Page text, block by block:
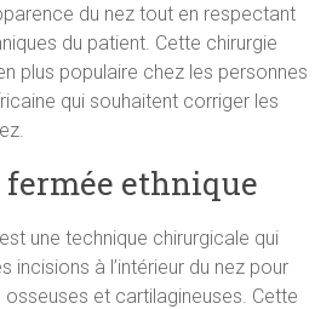
du nez tout en respectant
du patient. Cette chirurgie
plus populaire chez les personnes
qui souhaitent corriger les
ethnique
une technique chirurgicale qui
incisions à l’intérieur du nez pour
et cartilagineuses. Cette